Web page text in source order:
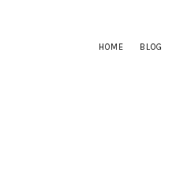
HOME BLOG